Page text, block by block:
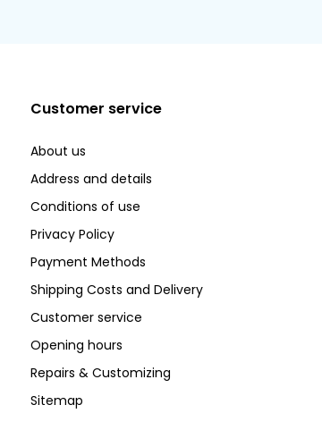
Customer service
About us
Address and details
Conditions of use
Privacy Policy
Payment Methods
Shipping Costs and Delivery
Customer service
Opening hours
Repairs & Customizing
Sitemap